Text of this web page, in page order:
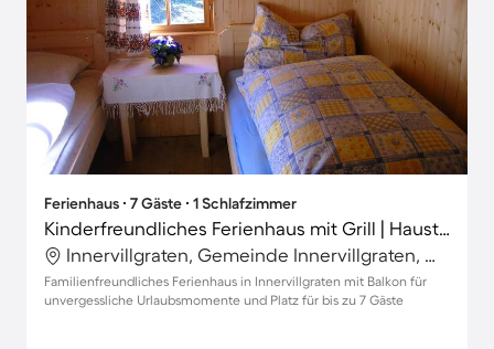
Ferienhaus ∙ 7 Gäste ∙ 1 Schlafzimmer
Kinderfreundliches Ferienhaus mit Grill | Haustiere erlaubt
Innervillgraten, Gemeinde Innervillgraten, Österreich
Familienfreundliches Ferienhaus in Innervillgraten mit Balkon für
unvergessliche Urlaubsmomente und Platz für bis zu 7 Gäste